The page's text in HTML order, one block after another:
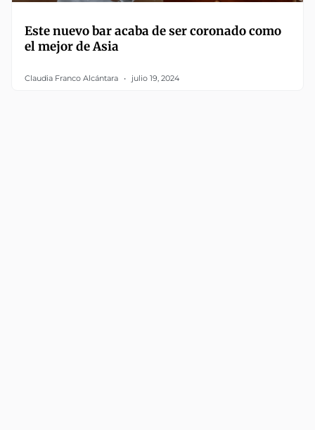
Este nuevo bar acaba de ser coronado como
el mejor de Asia
Claudia Franco Alcántara julio 19, 2024